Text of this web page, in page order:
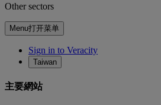
Other sectors
Menu打开菜单
Sign in to Veracity
Taiwan
主要網站